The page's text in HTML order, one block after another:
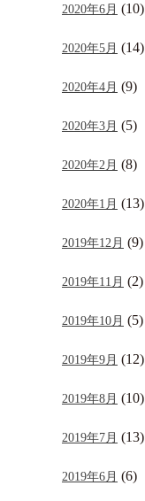
2020年6月 (10)
2020年5月 (14)
2020年4月 (9)
2020年3月 (5)
2020年2月 (8)
2020年1月 (13)
2019年12月 (9)
2019年11月 (2)
2019年10月 (5)
2019年9月 (12)
2019年8月 (10)
2019年7月 (13)
2019年6月 (6)